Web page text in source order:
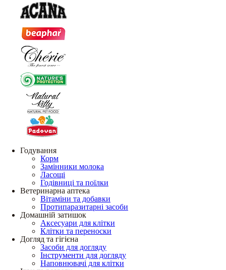
Годування
Корм
Замінники молока
Ласощі
Годівниці та поїлки
Ветеринарна аптека
Вітаміни та добавки
Протипаразитарні засоби
Домашній затишок
Аксесуари для клітки
Клітки та переноски
Догляд та гігієна
Засоби для догляду
Інструменти для догляду
Наповнювачі для клітки